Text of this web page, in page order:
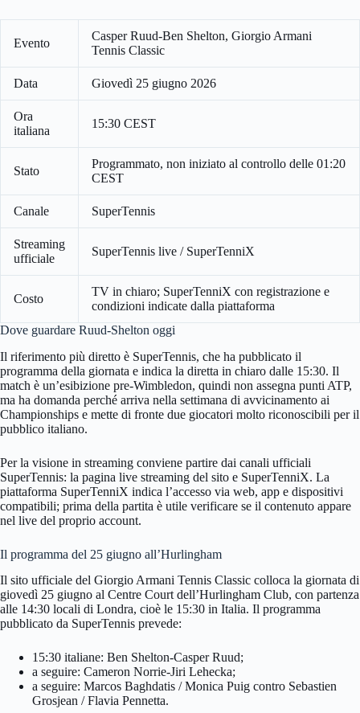
Evento
Casper Ruud-Ben Shelton, Giorgio Armani
Tennis Classic
Data Giovedì 25 giugno 2026
Ora
italiana
15:30 CEST
Stato
Programmato, non iniziato al controllo delle 01:20
CEST
Canale SuperTennis
Streaming
ufficiale
SuperTennis live / SuperTenniX
Costo
TV in chiaro; SuperTenniX con registrazione e
condizioni indicate dalla piattaforma
Dove guardare Ruud-Shelton oggi
Il riferimento più diretto è SuperTennis, che ha pubblicato il
programma della giornata e indica la diretta in chiaro dalle 15:30. Il
match è un’esibizione pre-Wimbledon, quindi non assegna punti ATP,
ma ha domanda perché arriva nella settimana di avvicinamento ai
Championships e mette di fronte due giocatori molto riconoscibili per il
pubblico italiano.
Per la visione in streaming conviene partire dai canali ufficiali
SuperTennis: la pagina live streaming del sito e SuperTenniX. La
piattaforma SuperTenniX indica l’accesso via web, app e dispositivi
compatibili; prima della partita è utile verificare se il contenuto appare
nel live del proprio account.
Il programma del 25 giugno all’Hurlingham
Il sito ufficiale del Giorgio Armani Tennis Classic colloca la giornata di
giovedì 25 giugno al Centre Court dell’Hurlingham Club, con partenza
alle 14:30 locali di Londra, cioè le 15:30 in Italia. Il programma
pubblicato da SuperTennis prevede:
15:30 italiane: Ben Shelton-Casper Ruud;
a seguire: Cameron Norrie-Jiri Lehecka;
a seguire: Marcos Baghdatis / Monica Puig contro Sebastien
Grosjean / Flavia Pennetta.